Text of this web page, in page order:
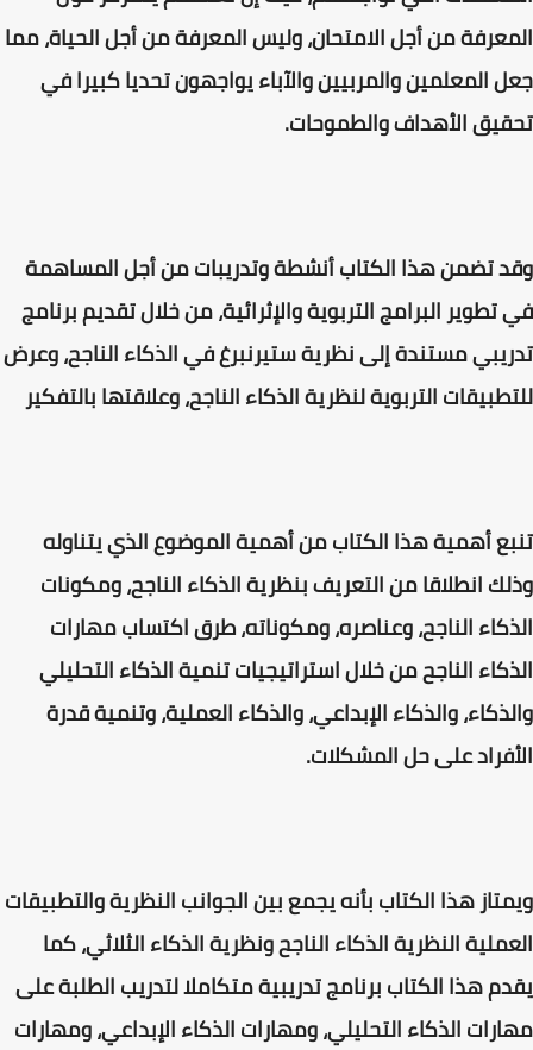
المعرفة من أجل الامتحان، وليس المعرفة من أجل الحياة، مما
جعل المعلمين والمربيين والآباء يواجهون تحديا كبيرا في
تحقيق الأهداف والطموحات.
وقد تضمن هذا الكتاب أنشطة وتدريبات من أجل المساهمة
في تطوير البرامج التربوية والإثرائية، من خلال تقديم برنامج
تدريبي مستندة إلى نظرية ستيرنبرغ في الذكاء الناجح، وعرض
للتطبيقات التربوية لنظرية الذكاء الناجح، وعلاقتها بالتفكير
تنبع أهمية هذا الكتاب من أهمية الموضوع الذي يتناوله
وذلك انطلاقا من التعريف بنظرية الذكاء الناجح، ومكونات
الذكاء الناجح، وعناصره، ومكوناته، طرق اكتساب مهارات
الذكاء الناجح من خلال استراتيجيات تنمية الذكاء التحليلي
والذكاء، والذكاء الإبداعي، والذكاء العملية، وتنمية قدرة
الأفراد على حل المشكلات.
ويمتاز هذا الكتاب بأنه يجمع بين الجوانب النظرية والتطبيقات
العملية النظرية الذكاء الناجح ونظرية الذكاء الثلاثي، كما
يقدم هذا الكتاب برنامج تدريبية متكاملا لتدريب الطلبة على
مهارات الذكاء التحليلي، ومهارات الذكاء الإبداعي، ومهارات